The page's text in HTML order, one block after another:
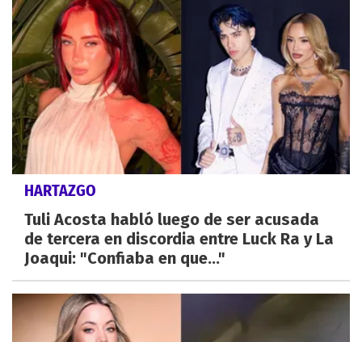
HARTAZGO
Tuli Acosta habló luego de ser acusada
de tercera en discordia entre Luck Ra y La
Joaqui: "Confiaba en que..."